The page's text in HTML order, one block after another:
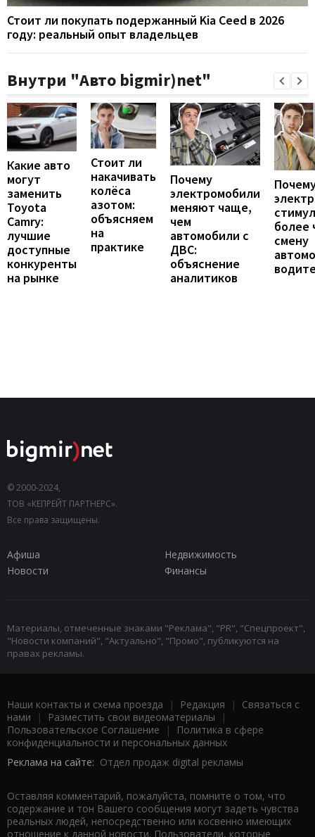
Стоит ли покупать подержанный Kia Ceed в 2026
году: реальный опыт владельцев
Внутри "Авто bigmir)net"
Какие авто
могут
заменить
Toyota
Camry:
лучшие
доступные
конкуренты
на рынке
Стоит ли
накачивать
колёса
азотом:
объясняем
на
практике
Почему
электромобили
меняют чаще,
чем
автомобили с
ДВС:
объяснение
аналитиков
более
смену
© 2000-2024,
ТОВ «КЕПРЕЙТ ПАРТНЕРС».
Все права защищены.
Афиша
Недвижимость
Новости
Финансы
Материалы, отмеченные знаками "Реклама", "PR", "Спецпроект",
"Новости компаний", "Актуально", "Промо", публикуются на
правах рекламы.
Наши контакты и схема проезда | Редакция | Связаться с
нами | Разместить свои видеоматериалы |
Пользовательское Соглашение |
Политика в сфере
конфиденциальности и персональных данных
Реклама на сайте: Отдел продаж digital рекламы
Оставляя комментарий, пожалуйста, помните о том, что
содержание и тон Вашего сообщения могут задеть чувства
реальных людей, непосредственно или косвенно имеющих
отношение к данной новости. Пользователи, которые